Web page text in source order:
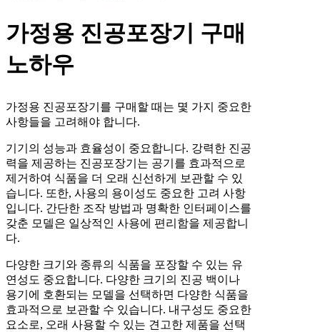
가정용 진공포장기 구매
노하우
가정용 진공포장기를 구매할 때는 몇 가지 중요한
사항들을 고려해야 합니다.
기기의 성능과 효율성이 중요합니다. 강력한 진공
력을 제공하는 진공포장기는 공기를 효과적으로
제거하여 식품을 더 오래 신선하게 보관할 수 있
습니다. 또한, 사용의 용이성도 중요한 고려 사항
입니다. 간단한 조작 방법과 명확한 인터페이스를
갖춘 모델은 일상적인 사용에 편리함을 제공합니
다.
다양한 크기와 종류의 식품을 포장할 수 있는 유
연성도 중요합니다. 다양한 크기의 진공 백이나
용기에 호환되는 모델을 선택하면 다양한 식품을
효과적으로 보관할 수 있습니다. 내구성도 중요한
요소로, 오래 사용할 수 있는 견고한 제품을 선택